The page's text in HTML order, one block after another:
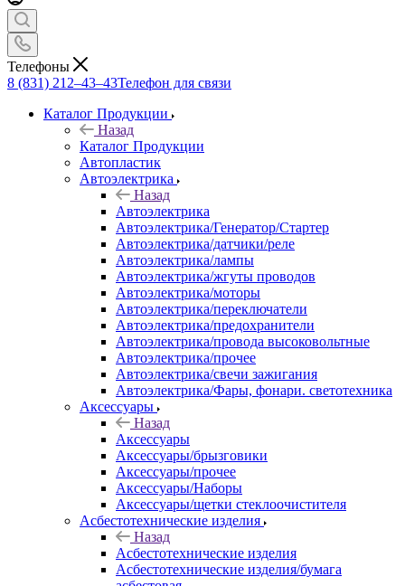
Телефоны
8 (831) 212–43–43Телефон для связи
Каталог Продукции
Назад
Каталог Продукции
Автопластик
Автоэлектрика
Назад
Автоэлектрика
Автоэлектрика/Генератор/Стартер
Автоэлектрика/датчики/реле
Автоэлектрика/лампы
Автоэлектрика/жгуты проводов
Автоэлектрика/моторы
Автоэлектрика/переключатели
Автоэлектрика/предохранители
Автоэлектрика/провода высоковольтные
Автоэлектрика/прочее
Автоэлектрика/свечи зажигания
Автоэлектрика/Фары, фонари. светотехника
Аксессуары
Назад
Аксессуары
Аксессуары/брызговики
Аксессуары/прочее
Аксессуары/Наборы
Аксессуары/щетки стеклоочистителя
Асбестотехнические изделия
Назад
Асбестотехнические изделия
Асбестотехнические изделия/бумага